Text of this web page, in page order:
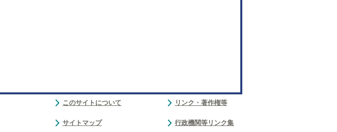
このサイトについて
サイトマップ
リンク・著作権等
行政機関等リンク集